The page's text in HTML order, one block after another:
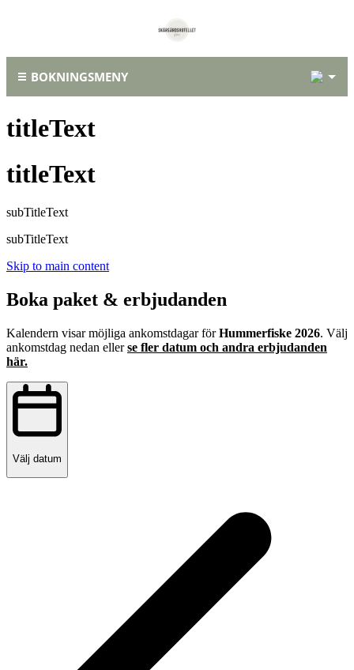
BOKNINGSMENY
titleText
titleText
subTitleText
subTitleText
Skip to main content
Boka paket & erbjudanden
Kalendern visar möjliga ankomstdagar förHummerfiske 2026. Välj
ankomstdag nedan ellerse fler datum och andra erbjudanden
här.
Välj datum